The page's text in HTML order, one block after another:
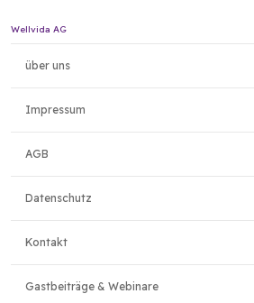
Wellvida AG
über uns
Impressum
AGB
Datenschutz
Kontakt
Gastbeiträge & Webinare